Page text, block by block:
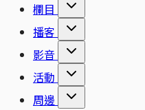
欄目
播客
影音
活動
周邊